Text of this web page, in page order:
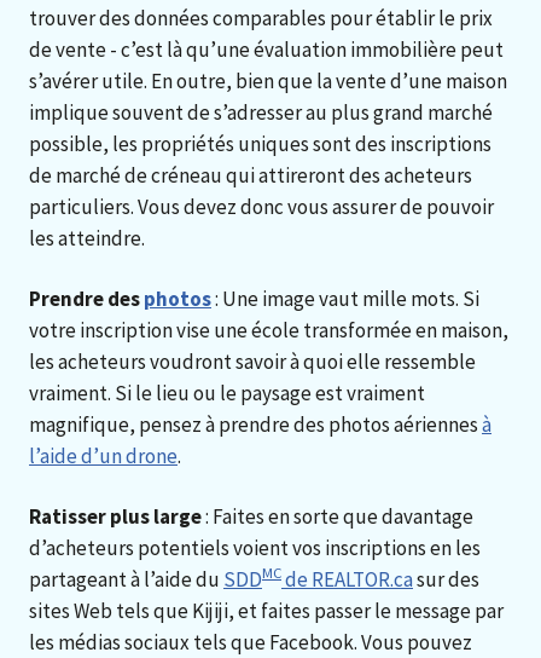
trouver des données comparables pour établir le prix
de vente - c’est là qu’une évaluation immobilière peut
s’avérer utile. En outre, bien que la vente d’une maison
implique souvent de s’adresser au plus grand marché
possible, les propriétés uniques sont des inscriptions
de marché de créneau qui attireront des acheteurs
particuliers. Vous devez donc vous assurer de pouvoir
les atteindre.
Prendre desphotos: Une image vaut mille mots. Si
votre inscription vise une école transformée en maison,
les acheteurs voudront savoir à quoi elle ressemble
vraiment. Si le lieu ou le paysage est vraiment
magnifique, pensez à prendre des photos aériennesà
l’aide d’un drone.
Ratisser plus large: Faites en sorte que davantage
d’acheteurs potentiels voient vos inscriptions en les
partageant à l’aide du SDDMCde REALTOR.casur des
sites Web tels que Kijiji, et faites passer le message par
les médias sociaux tels que Facebook. Vous pouvez